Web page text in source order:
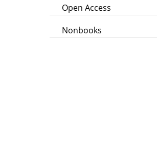
Open Access
Nonbooks